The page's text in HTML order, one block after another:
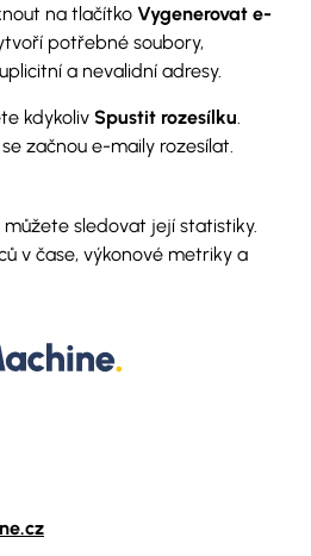
na tlačítko Vygenerovat e-
potřebné soubory,
a nevalidní adresy.
kdykoliv Spustit rozesílku.
začnou e-maily rozesílat.
můžete sledovat její statistiky.
v čase, výkonové metriky a